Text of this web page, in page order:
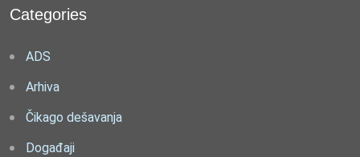
Categories
ADS
Arhiva
Čikago dešavanja
Događaji